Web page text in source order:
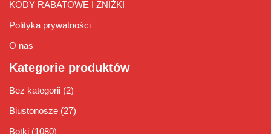
KODY RABATOWE I ZNIŻKI
Polityka prywatności
O nas
Kategorie produktów
Bez kategorii (2)
Biustonosze (27)
Botki (1080)